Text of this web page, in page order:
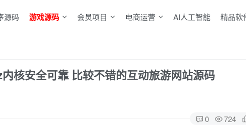
源码 游戏源码 会员项目 电商运营 AI人工智能 精品软
核安全可靠 比较不错的互动旅游网站源码
0 724